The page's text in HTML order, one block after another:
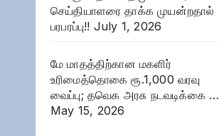
செய்தியாளரை தாக்க முயன்றதால்
பரபரப்பு!! July 1, 2026
மே மாதத்திற்கான மகளிர்
உரிமைத்தொகை ரூ.1,000 வரவு
வைப்பு; தவெக அரசு நடவடிக்கை …
May 15, 2026